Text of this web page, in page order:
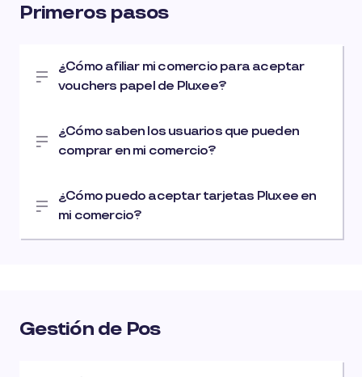
Primeros pasos
¿Cómo afiliar mi comercio para aceptar
vouchers papel de Pluxee?
¿Cómo saben los usuarios que pueden
comprar en mi comercio?
¿Cómo puedo aceptar tarjetas Pluxee en
mi comercio?
Gestión de Pos